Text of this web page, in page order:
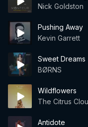
Nick Goldston
Pushing Away
Kevin Garrett
Sweet Dreams
BØRNS
Wildflowers
The Citrus
Antidote